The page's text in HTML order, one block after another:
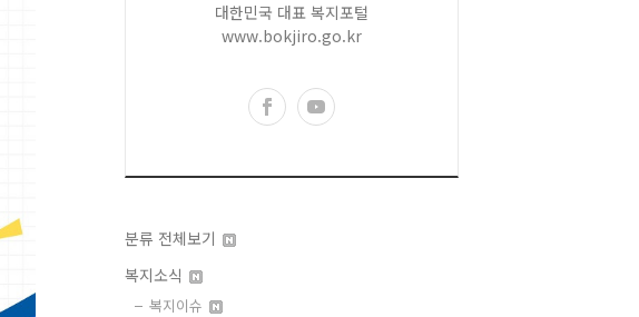
대한민국 대표 복지포털
www.bokjiro.go.kr
분류 전체보기
복지소식
복지이슈